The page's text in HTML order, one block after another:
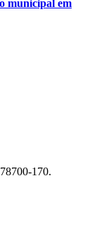
municipal em
170.